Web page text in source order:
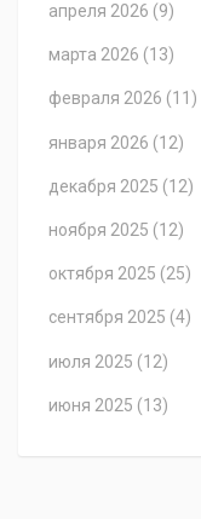
апреля 2026 (9)
марта 2026 (13)
февраля 2026 (11)
января 2026 (12)
декабря 2025 (12)
ноября 2025 (12)
октября 2025 (25)
сентября 2025 (4)
июля 2025 (12)
июня 2025 (13)